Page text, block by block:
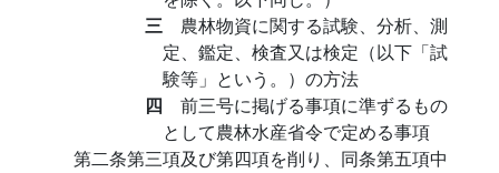
三 農林物資に関する試験、分析、測
定、鑑定、検査又は検定（以下「試
験等」という。）の方法
四 前三号に掲げる事項に準ずるもの
として農林水産省令で定める事項
第二条第三項及び第四項を削り、同条第五項中